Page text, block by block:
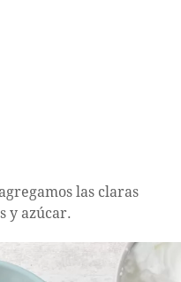
las claras
y azúcar.